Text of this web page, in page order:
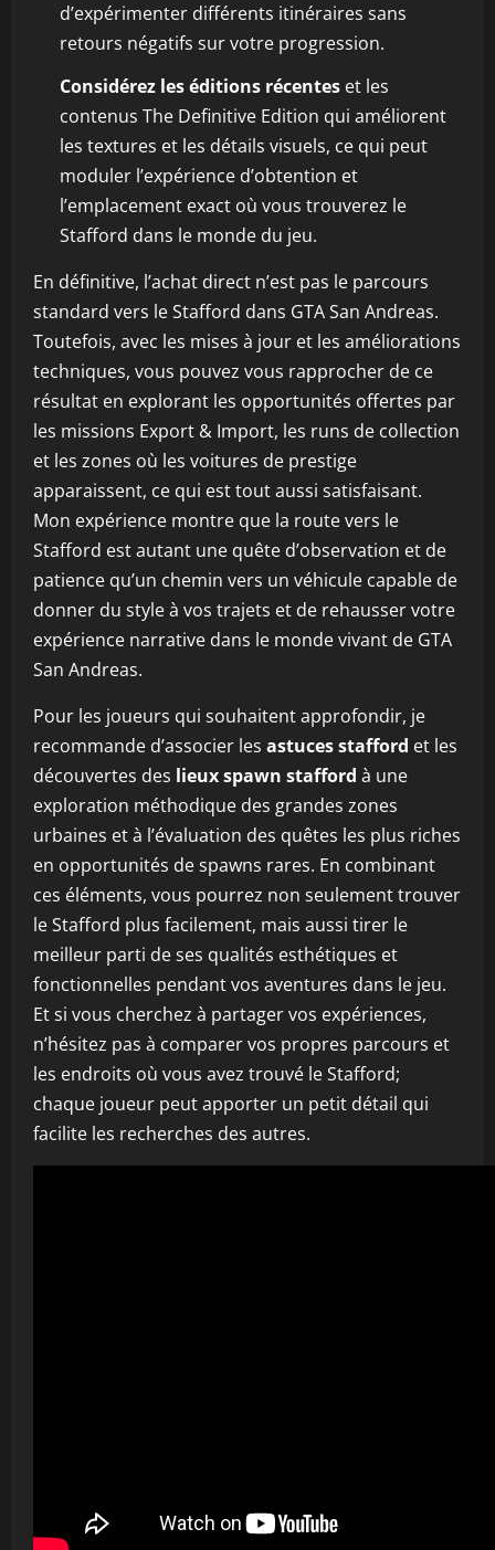
d’expérimenter différents itinéraires sans
retours négatifs sur votre progression.
Considérez les éditions récentes et les
contenus The Definitive Edition qui améliorent
les textures et les détails visuels, ce qui peut
moduler l’expérience d’obtention et
l’emplacement exact où vous trouverez le
Stafford dans le monde du jeu.
En définitive, l’achat direct n’est pas le parcours
standard vers le Stafford dans GTA San Andreas.
Toutefois, avec les mises à jour et les améliorations
techniques, vous pouvez vous rapprocher de ce
résultat en explorant les opportunités offertes par
les missions Export & Import, les runs de collection
et les zones où les voitures de prestige
apparaissent, ce qui est tout aussi satisfaisant.
Mon expérience montre que la route vers le
Stafford est autant une quête d’observation et de
patience qu’un chemin vers un véhicule capable de
donner du style à vos trajets et de rehausser votre
expérience narrative dans le monde vivant de GTA
San Andreas.
Pour les joueurs qui souhaitent approfondir, je
recommande d’associer les astuces stafford et les
découvertes des lieux spawn stafford à une
exploration méthodique des grandes zones
urbaines et à l’évaluation des quêtes les plus riches
en opportunités de spawns rares. En combinant
ces éléments, vous pourrez non seulement trouver
le Stafford plus facilement, mais aussi tirer le
meilleur parti de ses qualités esthétiques et
fonctionnelles pendant vos aventures dans le jeu.
Et si vous cherchez à partager vos expériences,
n’hésitez pas à comparer vos propres parcours et
les endroits où vous avez trouvé le Stafford;
chaque joueur peut apporter un petit détail qui
facilite les recherches des autres.